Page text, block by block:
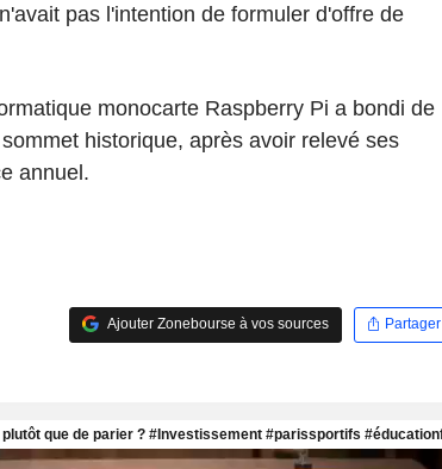
pas l'intention de formuler d'offre de
monocarte Raspberry Pi a bondi de
historique, après avoir relevé ses
annuel.
Ajouter Zonebourse à vos sources Partager